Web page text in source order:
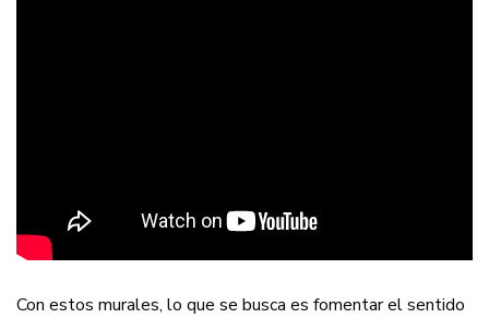
Con estos murales, lo que se busca es fomentar el sentido